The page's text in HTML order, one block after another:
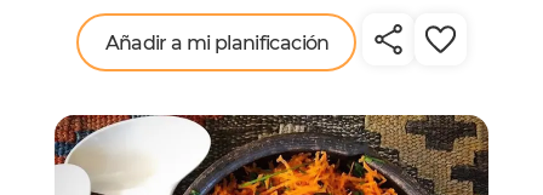
Añadir a mi planificación